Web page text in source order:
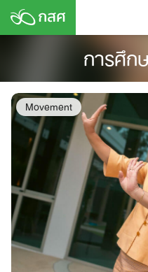
Skip
การศึก
Movement